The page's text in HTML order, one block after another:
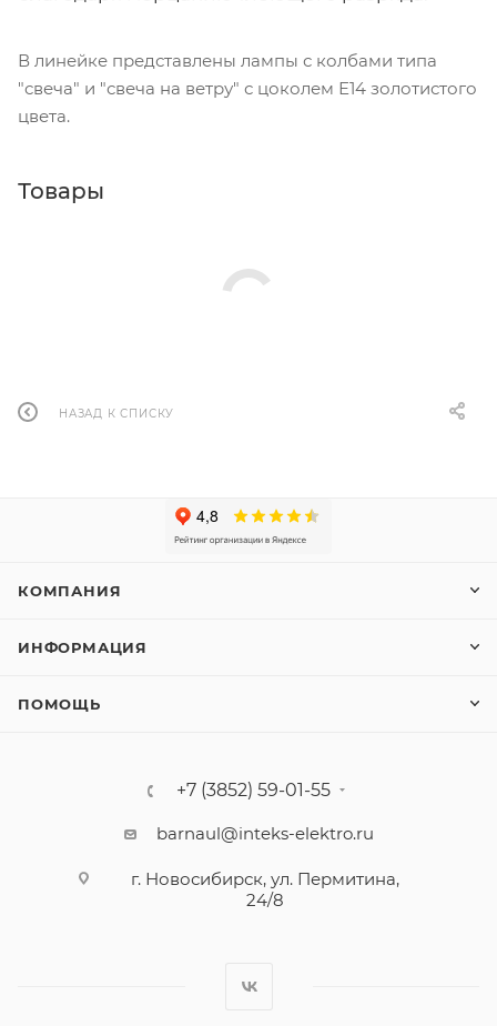
В линейке представлены лампы с колбами типа
"свеча" и "свеча на ветру" с цоколем Е14 золотистого
цвета.
Товары
НАЗАД К СПИСКУ
КОМПАНИЯ
ИНФОРМАЦИЯ
ПОМОЩЬ
+7 (3852) 59-01-55
barnaul@inteks-elektro.ru
г. Новосибирск, ул. Пермитина,
24/8